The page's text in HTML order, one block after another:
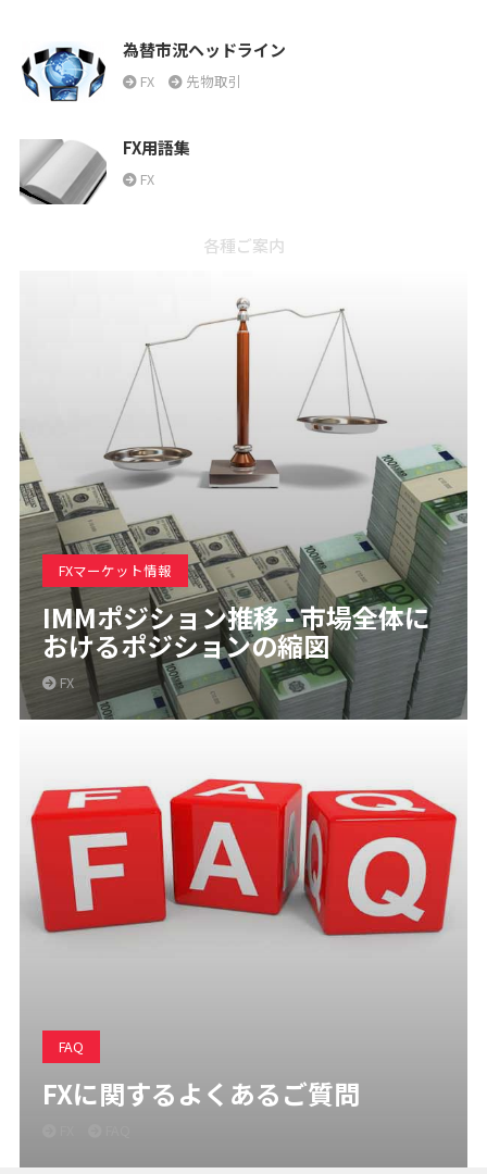
為替市況ヘッドライン
FX 先物取引
FX用語集
FX
各種ご案内
FXマーケット情報
IMMポジション推移 - 市場全体に
おけるポジションの縮図
FX
FAQ
FXに関するよくあるご質問